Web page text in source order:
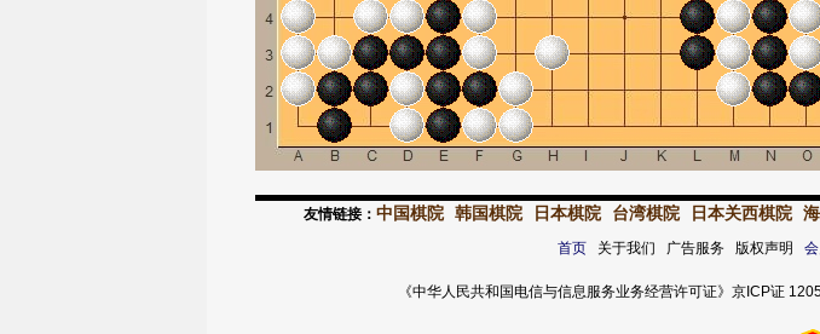
友情链接： 中国棋院 韩国棋院 日本棋院 台湾棋院 日本关西棋院
首页关于我们 广告服务 版权声明
《中华人民共和国电信与信息服务业务经营许可证》京ICP证